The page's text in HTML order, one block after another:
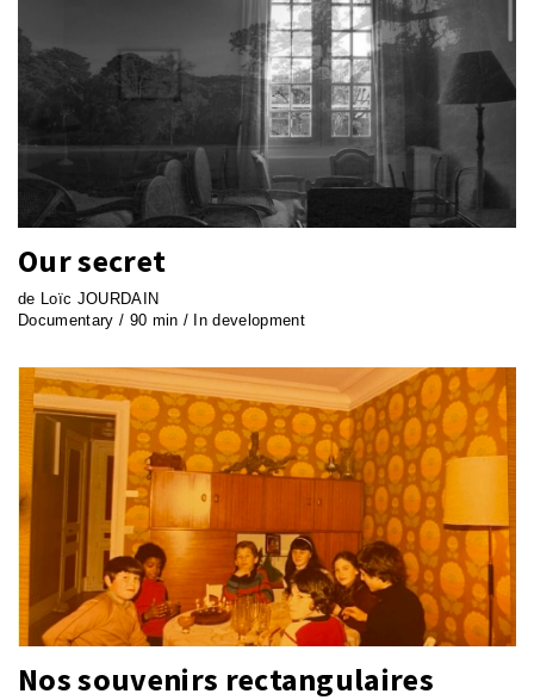
Our secret
de Loïc JOURDAIN
Documentary / 90 min / In development
Nos souvenirs rectangulaires